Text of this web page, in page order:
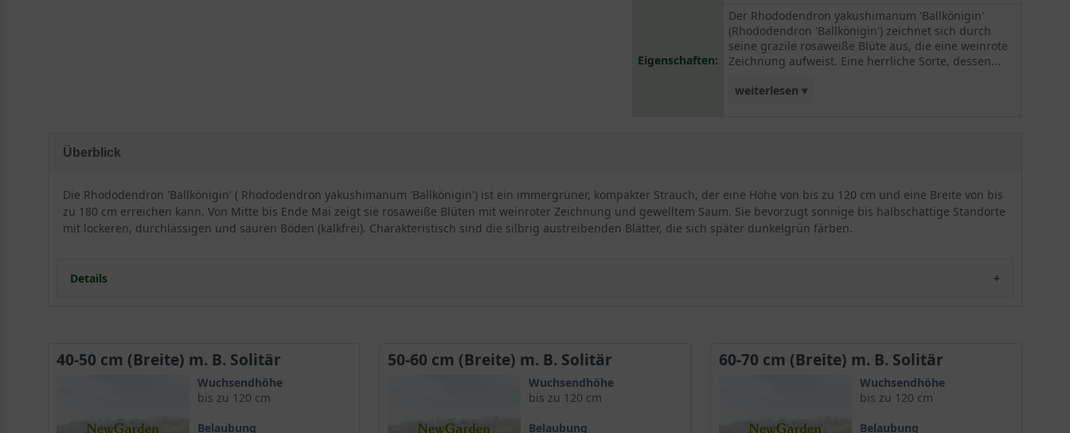
Eigenschaften:
Der Rhododendron yakushimanum 'Ballkönigin'
(Rhododendron 'Ballkönigin') zeichnet sich durch
seine grazile rosaweiße Blüte aus, die eine weinrote
Zeichnung aufweist. Eine herrliche Sorte, dessen...
weiterlesen ▾
allem eignet sich die 'Ballkönigin' für die
Einzelpflanzung. Auch eine tolle Alternative für
Pflanzgefäße. Insgesamt zeigt sich diese Sorte als
sehr frosthart.
Überblick
Die Rhododendron 'Ballkönigin' ( Rhododendron yakushimanum 'Ballkönigin') ist ein immergrüner, kompakter Strauch, der eine Höhe von bis zu 120 cm und eine Breite von bis
zu 180 cm erreichen kann. Von Mitte bis Ende Mai zeigt sie rosaweiße Blüten mit weinroter Zeichnung und gewelltem Saum. Sie bevorzugt sonnige bis halbschattige Standorte
mit lockeren, durchlässigen und sauren Böden (kalkfrei). Charakteristisch sind die silbrig austreibenden Blätter, die sich später dunkelgrün färben.
Details
Der Rhododendron yakushimanum 'Ballkönigin' ist eine besondere Sorte unter den Rhododendren. Er zeichnet sich durch eine kompakte Wuchsform und eine auffällige Blüte
aus. Wie alle Rhododendren hat auch die 'Ballkönigin' einen hohen Anspruch an den Boden und die Pflege.
40-50 cm (Breite) m. B. Solitär
Wuchsendhöhe
bis zu 120 cm
Belaubung
50-60 cm (Breite) m. B. Solitär
Wuchsendhöhe
bis zu 120 cm
Belaubung
60-70 cm (Breite) m. B. Solitär
Wuchsendhöhe
bis zu 120 cm
Belaubung